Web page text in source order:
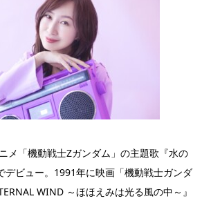
メ「機動戦士Ζガンダム」の主題歌『水の
デビュー。1991年に映画「機動戦士ガンダ
WIND ～ほほえみは光る風の中～』